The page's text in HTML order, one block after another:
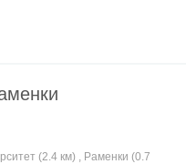
(2.4 км) , Раменки (0.7